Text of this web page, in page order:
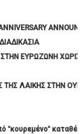
ΕΥΡΩΖΩΝΗ ΧΩΡΙΣ
ΛΑΙΚΗΣ ΣΤΗΝ
"κουρεμένο"